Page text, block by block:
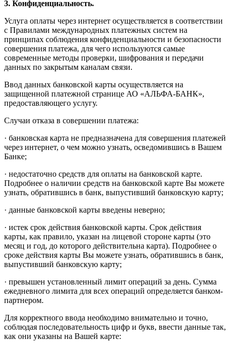
3. Конфиденциальность.
Услуга оплаты через интернет осуществляется в соответствии
с Правилами международных платежных систем на
принципах соблюдения конфиденциальности и безопасности
совершения платежа, для чего используются самые
современные методы проверки, шифрования и передачи
данных по закрытым каналам связи.
Ввод данных банковской карты осуществляется на
защищенной платежной странице АО «АЛЬФА-БАНК»,
предоставляющего услугу.
Случаи отказа в совершении платежа:
· банковская карта не предназначена для совершения платежей
через интернет, о чем можно узнать, осведомившись в Вашем
Банке;
· недостаточно средств для оплаты на банковской карте.
Подробнее о наличии средств на банковской карте Вы можете
узнать, обратившись в банк, выпустивший банковскую карту;
· данные банковской карты введены неверно;
· истек срок действия банковской карты. Срок действия
карты, как правило, указан на лицевой стороне карты (это
месяц и год, до которого действительна карта). Подробнее о
сроке действия карты Вы можете узнать, обратившись в банк,
выпустивший банковскую карту;
· превышен установленный лимит операций за день. Сумма
ежедневного лимита для всех операций определяется банком-
партнером.
Для корректного ввода необходимо внимательно и точно,
соблюдая последовательность цифр и букв, ввести данные так,
как они указаны на Вашей карте: